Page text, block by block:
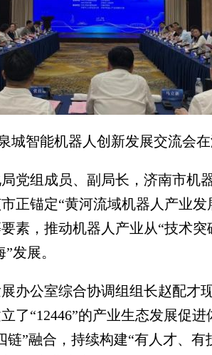
城智能机器人创新发展交流会
组成员、副局长，济南市机
正锚定“黄河流域机器人产业
素，推动机器人产业从“技术突
发展。
公室综合协调组组长赵配才
了“12446”的产业生态发展促
链”融合，持续构建“有人才、